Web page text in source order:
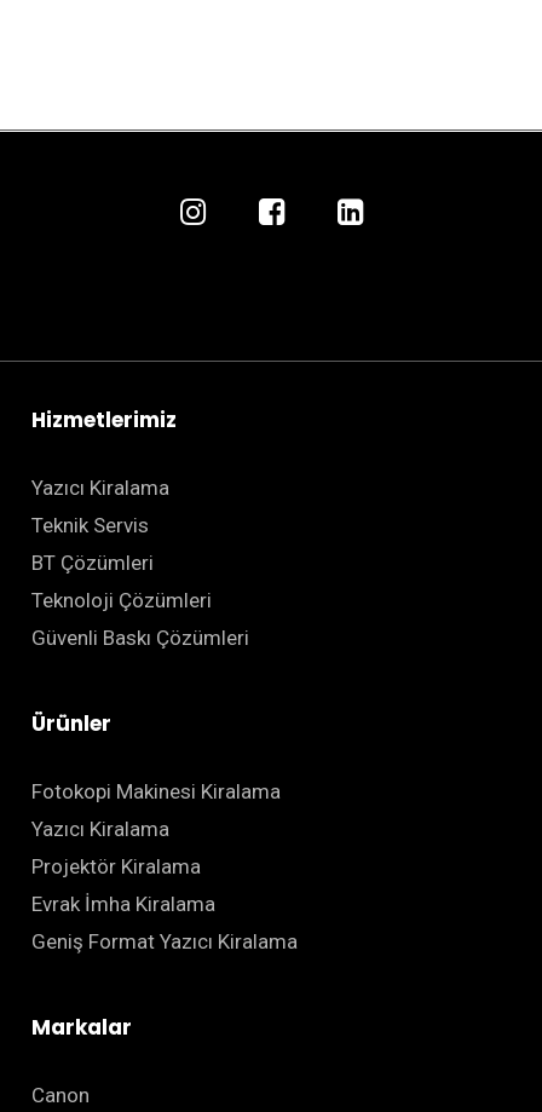
Hizmetlerimiz
Yazıcı Kiralama
Teknik Servis
BT Çözümleri
Teknoloji Çözümleri
Güvenli Baskı Çözümleri
Ürünler
Fotokopi Makinesi Kiralama
Yazıcı Kiralama
Projektör Kiralama
Evrak İmha Kiralama
Geniş Format Yazıcı Kiralama
Markalar
Canon